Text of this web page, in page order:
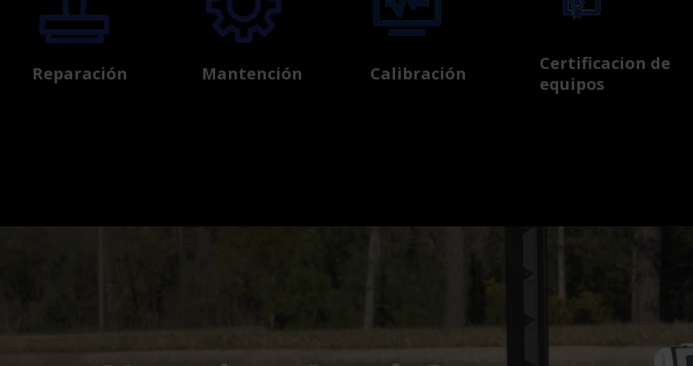
Reparación Mantención Calibración
Certificacion de
equipos